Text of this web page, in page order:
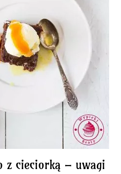
z cieciorką – uwagi